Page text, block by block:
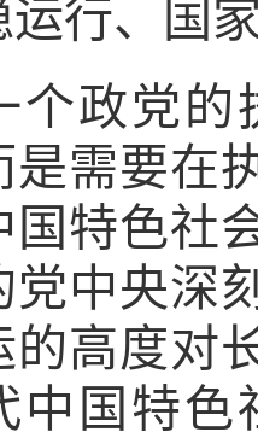
运行、国
党的执
是需要在
国特色社
党中央深
的高度对
中国特色